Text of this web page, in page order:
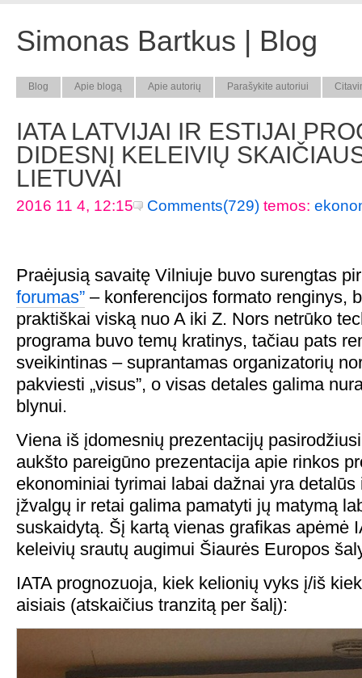
Simonas Bartkus | Blog
Blog Apie blogą Apie autorių Parašykite autoriui
IATA LATVIJAI IR ESTIJAI
DIDESNĮ KELEIVIŲ
LIETUVAI
2016 11 4, 12:15 Comments(729) temos:
Praėjusią savaitę Vilniuje buvo surengtas
forumas” – konferencijos formato renginys,
praktiškai viską nuo A iki Z. Nors netrūko
programa buvo temų kratinys, tačiau pats
sveikintinas – suprantamas organizatorių
pakviesti „visus”, o visas detales galima
blynui.
Viena iš įdomesnių prezentacijų
aukšto pareigūno prezentacija apie rinkos
ekonominiai tyrimai labai dažnai yra
įžvalgų ir retai galima pamatyti jų matymą
suskaidytą. Šį kartą vienas grafikas apėmė
keleivių srautų augimui Šiaurės Europos
IATA prognozuoja, kiek kelionių vyks į/iš
aisiais (atskaičius tranzitą per šalį):